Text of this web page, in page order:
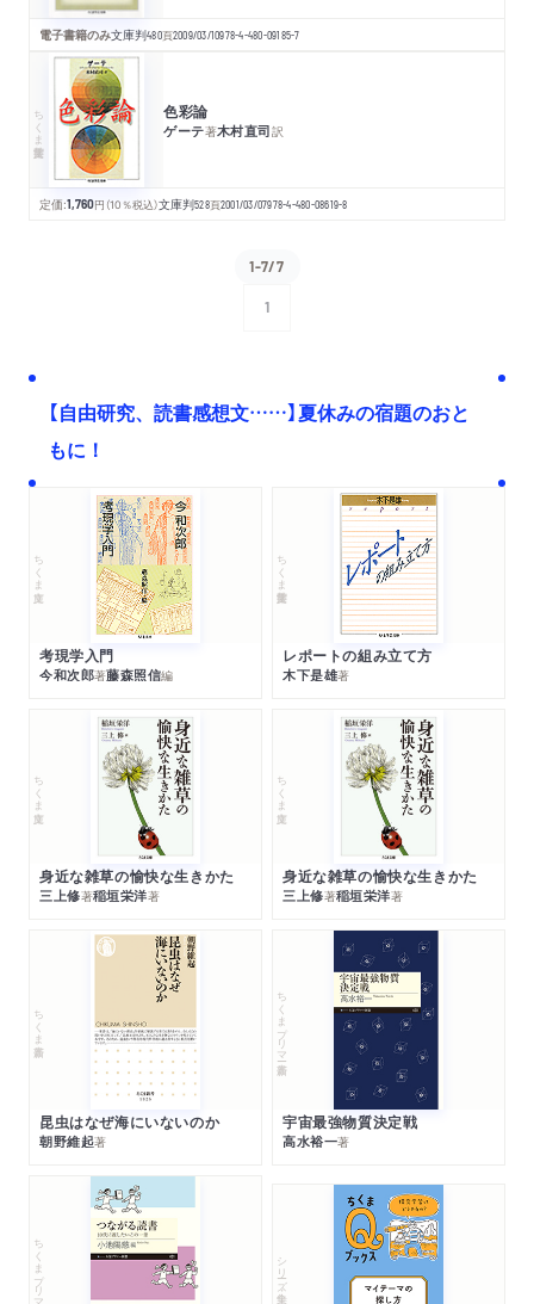
電子書籍のみ文庫判480頁2009/03/10978-4-480-09185-7
ちくま学芸文庫 色彩論
ゲーテ著木村直司訳
定価:1,760円 （10％税込）文庫判528頁2001/03/07978-4-480-08619-8
1-7/7
1
【自由研究、読書感想文……】夏休みの宿題のおと
もに！
ちくま文庫
考現学入門
今和次郎著藤森照信編
ちくま学芸文庫
レポートの組み立て方
木下是雄著
ちくま文庫
身近な雑草の愉快な生きかた
三上修著稲垣栄洋著
ちくま文庫
身近な雑草の愉快な生きかた
三上修著稲垣栄洋著
ちくま新書
昆虫はなぜ海にいないのか
朝野維起著
ちくまプリマー新書
宇宙最強物質決定戦
高水裕一著
ちくまプリマー新書 シリーズ・全集